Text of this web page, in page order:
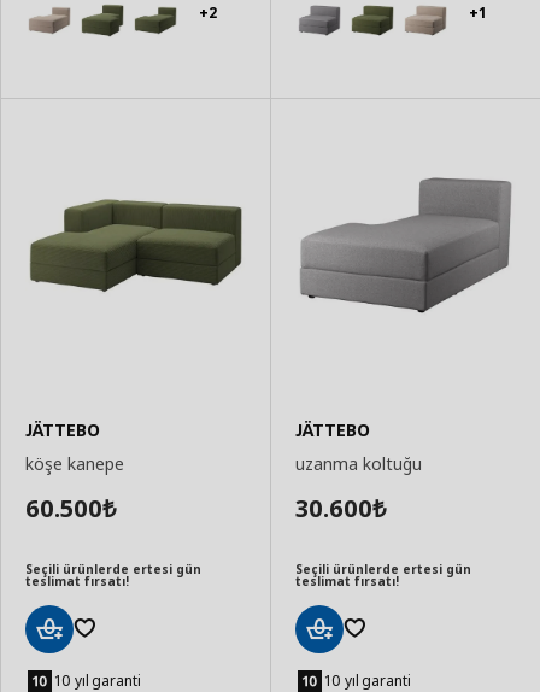
+2
+1
JÄTTEBO
köşe kanepe
60.500₺
Seçili ürünlerde ertesi gün
teslimat fırsatı!
Ekle 10 yıl garanti
JÄTTEBO
uzanma koltuğu
30.600₺
Seçili ürünlerde ertesi gün
teslimat fırsatı!
Ekle 10 yıl garanti